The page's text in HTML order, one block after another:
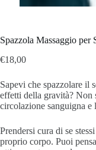
Spazzola Massaggio per
€18,00
Sapevi che spazzolare il
effetti della gravità? Non
circolazione sanguigna e
Prendersi cura di se
proprio corpo. Puoi